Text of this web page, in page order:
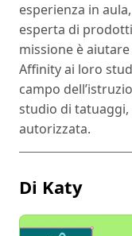
esperienza in
esperta di
missione è
Affinity ai loro
campo
studio di
autorizzata.
Di Katy